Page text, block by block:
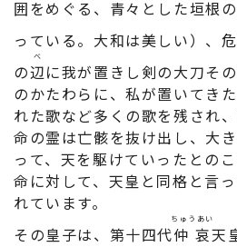
囲をめぐる、青々とした垣根
っている。大和は美しい）、
の辺
べ
に我が置きし剣の大刀そ
のかたわらに、私が置いてき
れた歌など多くの歌を残され
命の霊は亡骸を抜け出し、大
って、天を駆けていったとの
命に対して、天皇と同格と言
れています。
その皇子は、第十四代仲哀
ちゅうあい
天